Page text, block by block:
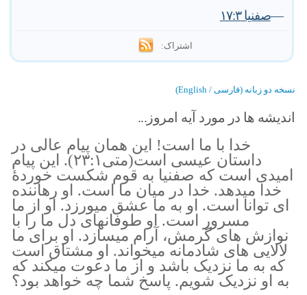
—صفنیا ۱۷:۳
اشتراک:
نسخه دو زبانه (فارسی / English)
اندیشه ها در مورد آیه امروز...
خدا با ما است! این همان پیام عالی در
داستان عیسی است(متی۲۳:۱). این پیام
امیدی است که صفنیا به قوم شکست خوردهٔ
خدا میدهد. خدا در میان ما است. او رهاننده
ای توانا است. او به ما عشق میورزد. او از ما
مسرور است. او طوفانهای دل ما را با
نوازش های گرمش، آرام میسازد. او برای ما
لالایی های شادمانه میخواند. او مشتاق است
که به ما نزدیک باشد و از ما دعوت میکند که
به او نزدیک شویم. پاسخ شما چه خواهد بود؟